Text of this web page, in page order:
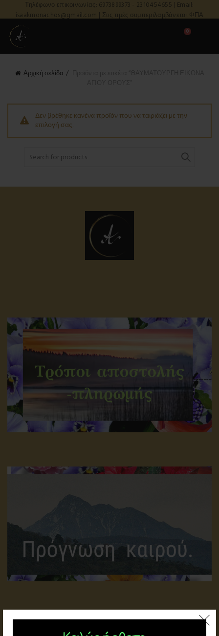
Τηλέφωνο επικοινωνίας: 6973899373 - 2310454655 | Email:
isaakmonachos@gmail.com | Στις τιμές συμπεριλαμβάνεται ΦΠΑ
0
Αρχική σελίδα
Δεν βρέθηκε κανένα προϊόν που να ταιριάζει με την
επιλογή σας.
Search
for: